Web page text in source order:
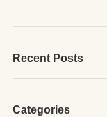
Recent Posts
Categories